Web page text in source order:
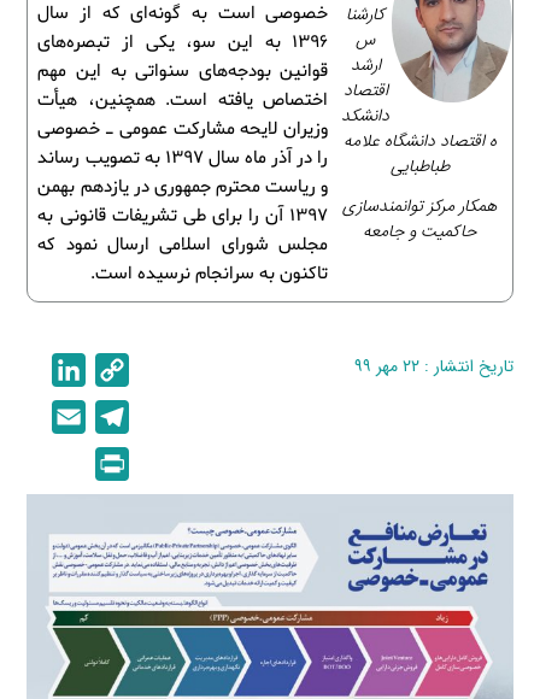
خصوصی است به گونه‌ای که از سال
1396 به این سو، یکی از تبصره‌های
قوانین بودجه‌های سنواتی به این مهم
اختصاص یافته است. همچنین، هیأت
وزیران لایحه مشارکت عمومی ـ خصوصی
را در آذر ماه سال 1397 به تصویب رساند
و ریاست محترم جمهوری در یازدهم بهمن
1397 آن را برای طی تشریفات قانونی به
مجلس شورای اسلامی ارسال نمود که
تاکنون به سرانجام نرسیده است.
کارشنا
س
ارشد
اقتصاد
دانشکد
ه اقتصاد دانشگاه علامه
طباطبایی
همکار مرکز توانمندسازی
حاکمیت و جامعه
تاریخ انتشار : ۲۲ مهر ۹۹
o
p
y
L
i
n
k
i
n
e
d
I
n
e
l
g
r
a
m
l
r
i
n
t